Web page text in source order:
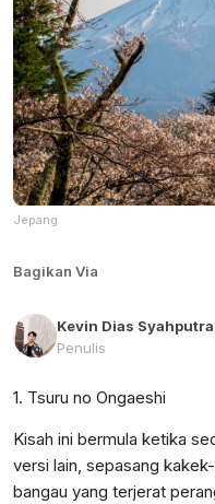
Jepang
Bagikan Via
Kevin Dias Syahputra
Penulis
1. Tsuru no Ongaeshi
Kisah ini bermula ketika
versi lain, sepasang
bangau yang terjerat